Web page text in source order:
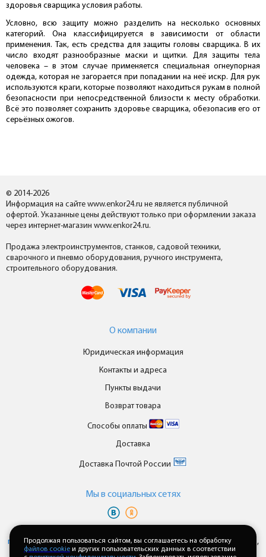
здоровья сварщика условия работы.
Условно, всю защиту можно разделить на несколько основных
категорий. Она классифицируется в зависимости от области
применения. Так, есть средства для защиты головы сварщика. В их
число входят разнообразные маски и щитки. Для защиты тела
человека – в этом случае применяется специальная огнеупорная
одежда, которая не загорается при попадании на неё искр. Для рук
используются краги, которые позволяют находиться рукам в полной
безопасности при непосредственной близости к месту обработки.
Всё это позволяет сохранить здоровье сварщика, обезопасив его от
серьёзных ожогов.
© 2014-2026
Информация на сайте www.enkor24.ru не является публичной
офертой. Указанные цены действуют только при оформлении заказа
через интернет-магазин www.enkor24.ru.
Продажа электроинструментов, станков, садовой техники,
сварочного и пневмо оборудования, ручного инструмента,
строительного оборудования.
О компании
Юридическая информация
Контакты и адреса
Пункты выдачи
Возврат товара
Способы оплаты
Доставка
Доставка Почтой России
Мы в cоциальных сетях
персональных данныхипользовательского соглашениякаждый раз,
когда оставляете свои данные в любой форме обратной связи на
Продолжая пользоваться сайтом, вы соглашаетесь на обработку
файлов cookie и других пользовательских данных в соответствии